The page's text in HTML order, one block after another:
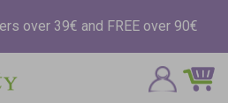
over 39€ and FREE over 90€